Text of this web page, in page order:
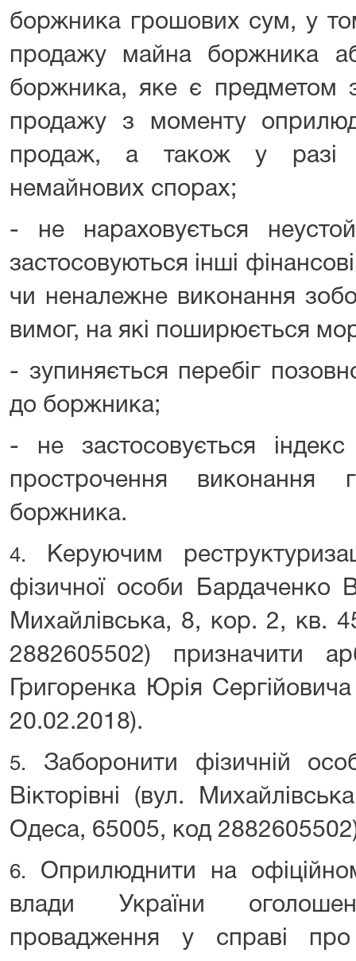
боржника грошових сум, у
продажу майна боржника
боржника, яке є предметом
продажу з моменту
продаж, а також у разі
немайнових спорах;
- не нараховується
застосовуються інші
чи неналежне виконання
вимог, на які поширюється
- зупиняється перебіг
до боржника;
- не застосовується
прострочення виконання
боржника.
4.
Керуючим
фізичної особи Бардаченко
Михайлівська, 8, кор. 2, кв.
2882605502) призначити
Григоренка Юрія
20.02.2018).
5.
Заборонити фізичній
Вікторівні (вул.
Одеса, 65005, код
6.
Оприлюднити на
влади України
провадження у справі про